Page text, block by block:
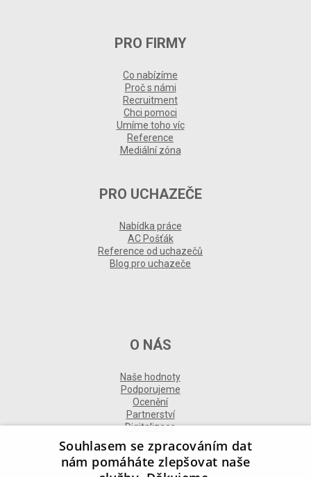
PRO FIRMY
Co nabízíme
Proč s námi
Recruitment
Chci pomoci
Umíme toho víc
Reference
Mediální zóna
PRO UCHAZEČE
Nabídka práce
AC Pošťák
Reference od uchazečů
Blog pro uchazeče
O NÁS
Naše hodnoty
Podporujeme
Ocenění
Partnerství
Digitalizace
Souhlasem se zpracováním dat
nám pomáháte zlepšovat naše